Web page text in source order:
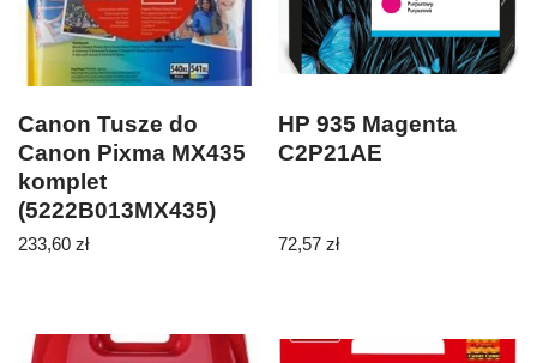
Canon Tusze do
Canon Pixma MX435
komplet
(5222B013MX435)
233,60 zł
HP 935 Magenta
C2P21AE
72,57zł